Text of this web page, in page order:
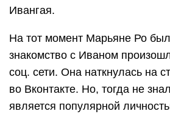
Ивангая.
На тот момент Марьяне Ро
знакомство с Иваном
соц. сети. Она наткнулась на
во Вконтакте. Но, тогда не
является популярной